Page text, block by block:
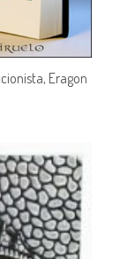
Eragon